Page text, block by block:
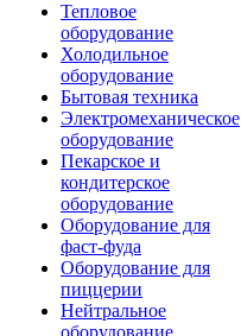
Тепловое
оборудование
Холодильное
оборудование
Бытовая техника
Электромеханическое
оборудование
Пекарское и
кондитерское
оборудование
Оборудование для
фаст-фуда
Оборудование для
пиццерии
Нейтральное
оборудование